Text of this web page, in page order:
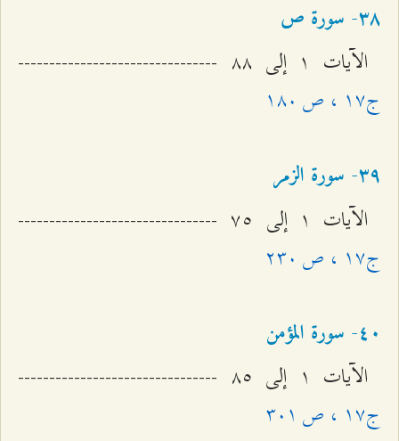
٣۸- سورة ص
الآيات ۱ إلى ۸۸ --------------------------------
ج۱۷ ، ص ۱۸۰
٣٩- سورة الزمر
الآيات ۱ إلى ۷٥ --------------------------------
ج۱۷ ، ص ٢٣۰
٤۰- سورة المؤمن
الآيات ۱ إلى ۸٥ --------------------------------
ج۱۷ ، ص ٣۰۱